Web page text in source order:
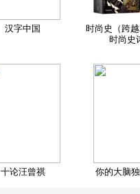
汉字中国
时尚史（跨
时尚史
十论汪曾祺 你的大脑